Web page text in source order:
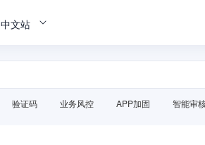
中文站
验证码 业务风控 APP加固 智能审